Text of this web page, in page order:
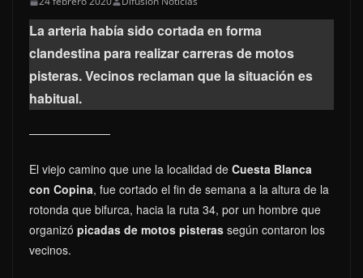
La arteria había sido cortada en forma
clandestina para realizar carreras de motos
pisteras. Vecinos reclaman que la situación es
habitual.
El viejo camino que une la localidad de Cuesta Blanca
con Copina, fue cortado el fin de semana a la altura de la
rotonda que bifurca, hacia la ruta 34, por un hombre que
organizó picadas de motos pisteras según contaron los
vecinos.